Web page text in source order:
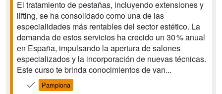
El tratamiento de pestañas, incluyendo extensiones y
lifting, se ha consolidado como una de las
especialidades más rentables del sector estético. La
demanda de estos servicios ha crecido un 30 % anual
en España, impulsando la apertura de salones
especializados y la incorporación de nuevas técnicas.
Este curso te brinda conocimientos de van...
Pamplona